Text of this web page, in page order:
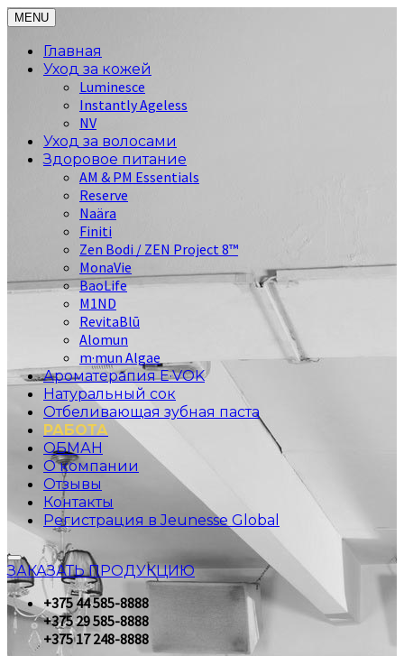
MENU
Главная
Уход за кожей
Luminesce
Instantly Ageless
NV
Уход за волосами
Здоровое питание
AM & PM Essentials
Reserve
Naära
Finiti
Zen Bodi / ZEN Project 8™
MonaVie
BaoLife
M1ND
RevitaBlū
Alomun
m·mun Algae
Ароматерапия E·VOK
Натуральный сок
Отбеливающая зубная паста
РАБОТА
ОБМАН
О компании
Отзывы
Контакты
Регистрация в Jeunesse Global
ЗАКАЗАТЬ ПРОДУКЦИЮ
+375 44 585-8888
+375 29 585-8888
+375 17 248-8888